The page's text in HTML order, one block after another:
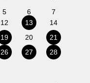
5 6
7
12 13
14
19 20
21
26 27
28